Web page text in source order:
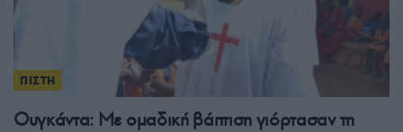
ΠΙΣΤΗ
Ουγκάντα: Με ομαδική βάπτιση γιόρτασαν τη